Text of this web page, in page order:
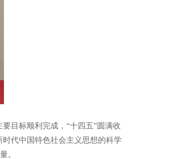
目标顺利完成，“十四五”圆满收
代中国特色社会主义思想的科学
。